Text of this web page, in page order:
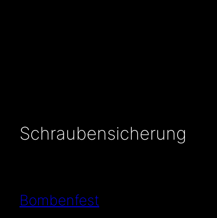
Schraubensicherung
Bombenfest